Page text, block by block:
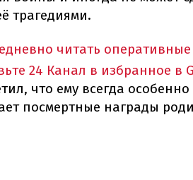
трагедиями.
читать
24 Канал в избранное в
что ему всегда
посмертные награды